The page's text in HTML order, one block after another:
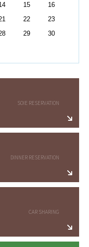
15
16
22
23
29
30